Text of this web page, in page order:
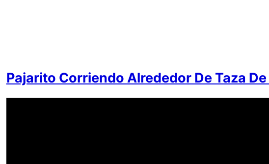
Pajarito Corriendo Alrededor De Taza